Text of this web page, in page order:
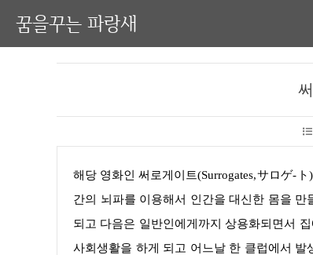
꿈을꾸는 파랑새
해당 영화인 써로게이트(Surrogates,サロゲ-ト) 는 같은 제목의 만화가 원작인 영화(映画)입니다. 영화(映画)는 한과학자가 인
간의 뇌파를 이용해서 인간을 대신한 몸을
되고 다음은 일반인에게까지 상용화되면서
사회생활을 하게 되고 어느날 한 클럽에서 발